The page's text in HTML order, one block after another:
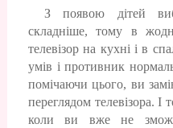
З появою дітей
складніше, тому в
телевізор на кухні і в
умів і противник
помічаючи цього, ви
переглядом телевізора. І
коли ви вже не